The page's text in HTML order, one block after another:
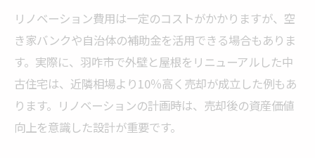
リノベーション費用は一定のコストがかかりますが、空
き家バンクや自治体の補助金を活用できる場合もありま
す。実際に、羽咋市で外壁と屋根をリニューアルした中
古住宅は、近隣相場より10％高く売却が成立した例もあ
ります。リノベーションの計画時は、売却後の資産価値
向上を意識した設計が重要です。